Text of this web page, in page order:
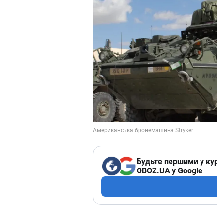
Будьте першими у
OBOZ.UA у Google